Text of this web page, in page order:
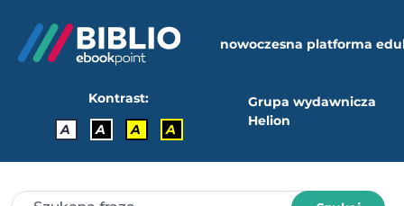
nowoczesna platforma
Kontrast:
A
A A A
Grupa wydawnicza
Helion